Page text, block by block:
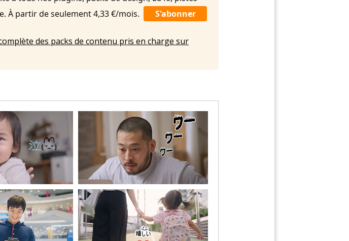
À partir de seulement 4,33 €/mois.
S'abonner
des packs de contenu pris en charge sur